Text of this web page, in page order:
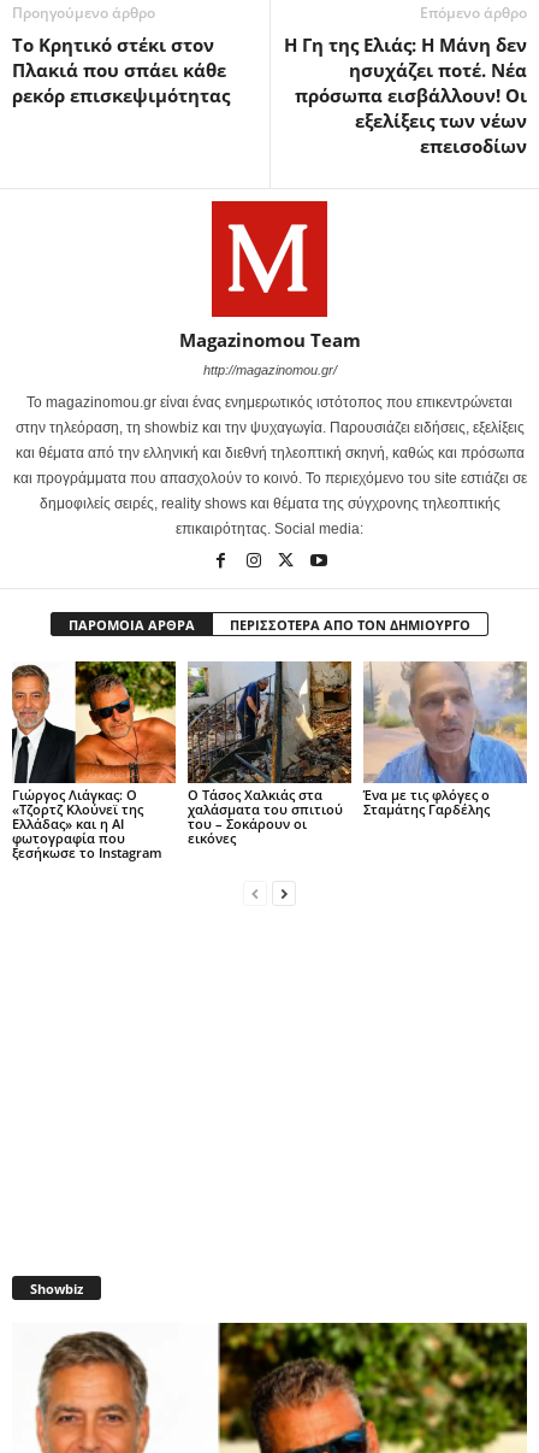
Προηγούμενο άρθρο
Το Κρητικό στέκι στον
Πλακιά που σπάει κάθε
ρεκόρ επισκεψιμότητας
Επόμενο άρθρο
Η Γη της Ελιάς: Η Μάνη δεν
ησυχάζει ποτέ. Νέα
πρόσωπα εισβάλλουν! Οι
εξελίξεις των νέων
επεισοδίων
Magazinomou Team
http://magazinomou.gr/
Το magazinomou.gr είναι ένας ενημερωτικός ιστότοπος που επικεντρώνεται
στην τηλεόραση, τη showbiz και την ψυχαγωγία. Παρουσιάζει ειδήσεις, εξελίξεις
και θέματα από την ελληνική και διεθνή τηλεοπτική σκηνή, καθώς και πρόσωπα
και προγράμματα που απασχολούν το κοινό. Το περιεχόμενο του site εστιάζει σε
δημοφιλείς σειρές, reality shows και θέματα της σύγχρονης τηλεοπτικής
επικαιρότητας. Social media:
ΠΑΡΟΜΟΙΑ ΑΡΘΡΑ ΠΕΡΙΣΣΟΤΕΡΑ ΑΠΟ ΤΟΝ ΔΗΜΙΟΥΡΓΟ
Γιώργος Λιάγκας: Ο
«Τζορτζ Κλούνεϊ της
Ελλάδας» και η AI
φωτογραφία που
ξεσήκωσε το Instagram
Ο Τάσος Χαλκιάς στα
χαλάσματα του σπιτιού
του – Σοκάρουν οι
εικόνες
Ένα με τις φλόγες ο
Σταμάτης Γαρδέλης
Showbiz